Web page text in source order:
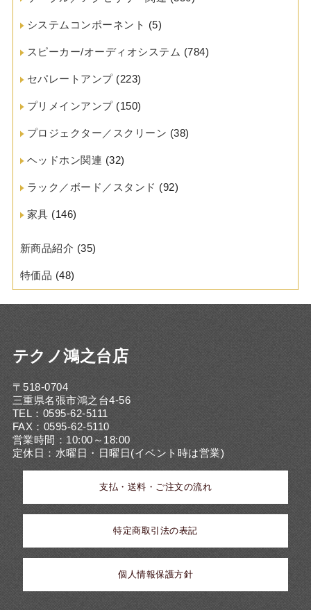
システムコンポーネント (5)
スピーカー/オーディオシステム (784)
セパレートアンプ(223)
プリメインアンプ(150)
プロジェクター／スクリーン (38)
ヘッドホン関連 (32)
ラック／ボード／スタンド (92)
家具 (146)
新商品紹介 (35)
特価品 (48)
テクノ鴻之台店
〒518-0704
三重県名張市鴻之台4-56
TEL：0595-62-5111
FAX：0595-62-5110
営業時間：10:00～18:00
定休日：水曜日・日曜日(イベント時は営業)
支払・送料・ご注文の流れ
特定商取引法の表記
個人情報保護方針